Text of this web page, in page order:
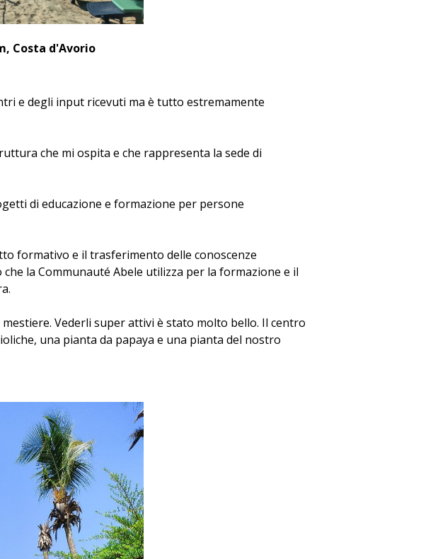
Costa d'Avorio
e degli input ricevuti ma è tutto estremamente
che mi ospita e che rappresenta la sede di
di educazione e formazione per persone
formativo e il trasferimento delle conoscenze
la Communauté Abele utilizza per la formazione e il
Vederli super attivi è stato molto bello. Il centro
una pianta da papaya e una pianta del nostro